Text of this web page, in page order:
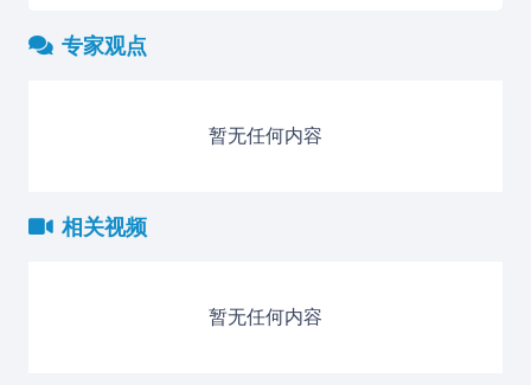
专家观点
暂无任何内容
相关视频
暂无任何内容